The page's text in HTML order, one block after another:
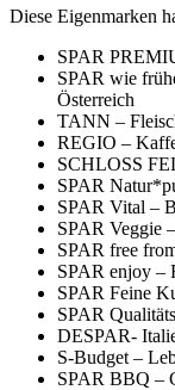
Diese Eigenmarken
SPAR
SPAR wie
Österreich
TANN –
REGIO –
SCHLOSS
SPAR
SPAR Vital –
SPAR Veggie
SPAR free
SPAR enjoy –
SPAR Feine
SPAR
DESPAR-
S-Budget –
SPAR BBQ –